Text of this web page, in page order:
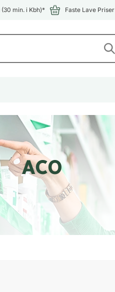
min. i Kbh)* Faste Lave Priser
ACO